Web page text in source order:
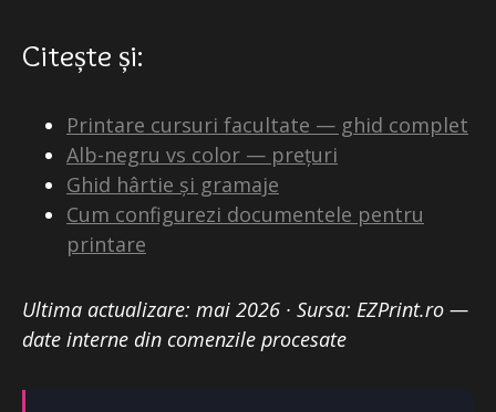
Citește și:
Printare cursuri facultate — ghid complet
Alb-negru vs color — prețuri
Ghid hârtie și gramaje
Cum configurezi documentele pentru
printare
Ultima actualizare: mai 2026 · Sursa: EZPrint.ro —
date interne din comenzile procesate